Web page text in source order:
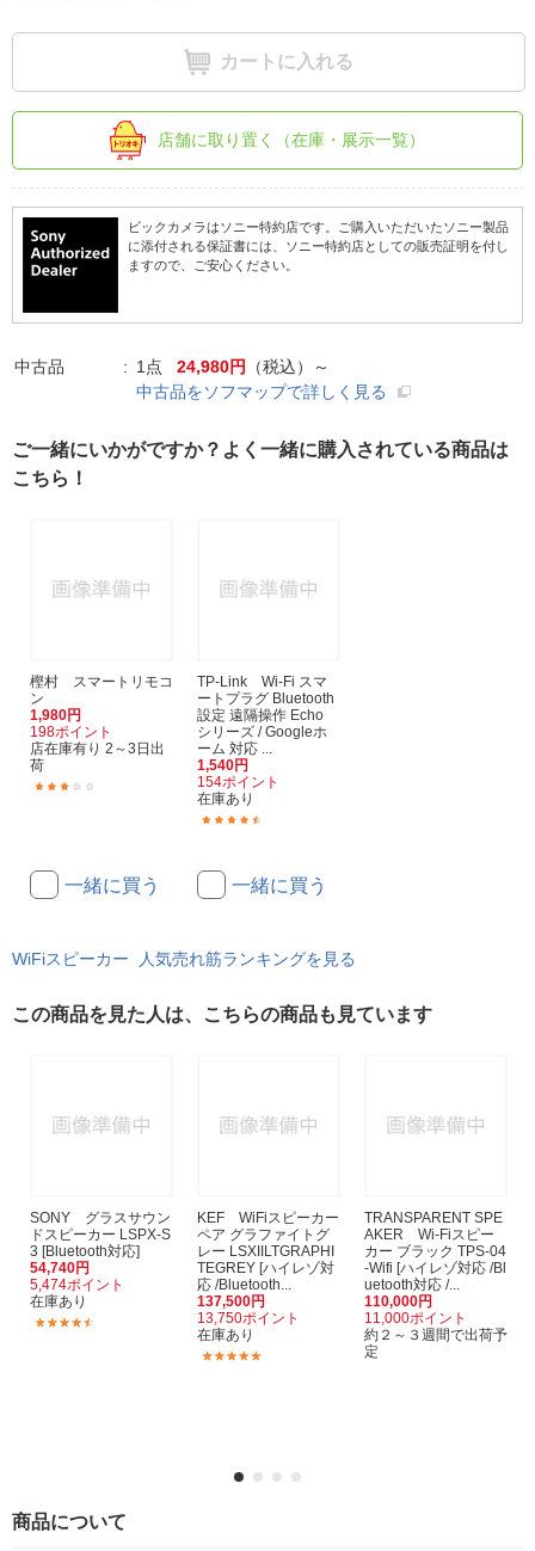
カートに入れる
店舗に取り置く（在庫・展示一覧）
ビックカメラはソニー特約店です。ご購入いただいたソニー製品
に添付される保証書には、ソニー特約店としての販売証明を付し
ますので、ご安心ください。
中古品 1点 24,980円
（税込）～
中古品をソフマップで詳しく見る
ご一緒にいかがですか？よく一緒に購入されている商品は
こちら！
樫村 スマートリモコ
ン
1,980円
198ポイント
店在庫有り 2～3日出
荷
一緒に買う
TP-Link Wi-Fi スマ
ートプラグ Bluetooth
設定 遠隔操作 Echo
シリーズ / Googleホ
ーム 対応 ...
1,540円
154ポイント
在庫あり
一緒に買う
WiFiスピーカー 人気売れ筋ランキングを見る
この商品を見た人は、こちらの商品も見ています
SONY グラスサウン
ドスピーカー LSPX-S
3 [Bluetooth対応]
54,740円
5,474ポイント
在庫あり
KEF WiFiスピーカー
ペア グラファイトグ
レー LSXIILTGRAPHI
TEGREY [ハイレゾ対
応 /Bluetooth...
137,500円
13,750ポイント
在庫あり
TRANSPARENT SPE
AKER Wi-Fiスピー
カー ブラック TPS-04
-Wifi [ハイレゾ対応 /Bl
uetooth対応 /...
110,000円
11,000ポイント
約２～３週間で出荷予
定
商品について